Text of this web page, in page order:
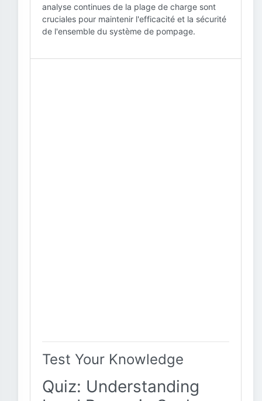
analyse continues de la plage de charge sont
cruciales pour maintenir l'efficacité et la sécurité
de l'ensemble du système de pompage.
Test Your Knowledge
Quiz: Understanding